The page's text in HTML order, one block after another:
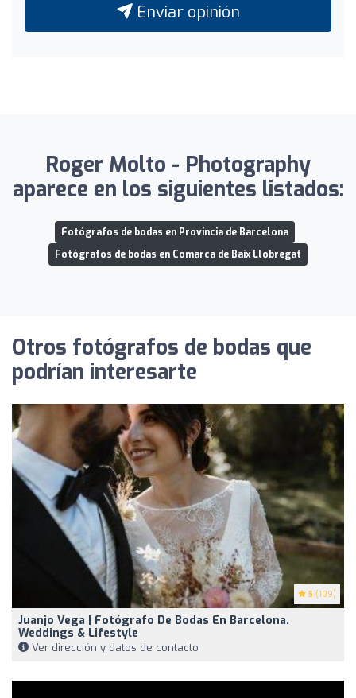
Enviar opinión
Roger Molto - Photography
aparece en los siguientes listados:
Fotógrafos de bodas en Provincia de Barcelona
Fotógrafos de bodas en Comarca de Baix Llobregat
Otros fotógrafos de bodas que
podrían interesarte
5 (109)
Juanjo Vega | Fotógrafo De Bodas En Barcelona.
Weddings & Lifestyle
Ver dirección y datos de contacto